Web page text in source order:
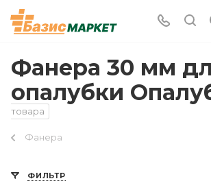
Фанера 30 мм
опалубки
товара
Фанера
ФИЛЬТР